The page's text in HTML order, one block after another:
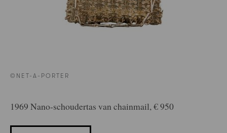
©NET-A-PORTER
1969 Nano-schoudertas van chainmail, € 950